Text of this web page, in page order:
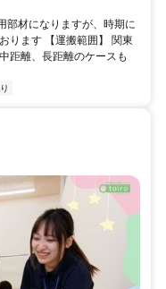
部材になりますが、時期に
ります 【運搬範囲】 関東
距離、長距離のケースも